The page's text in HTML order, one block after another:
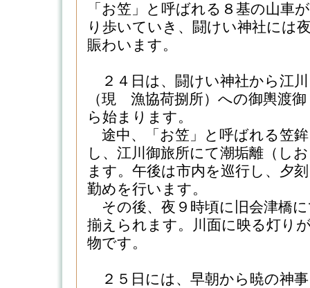
「お笠」と呼ばれる８基の山車
り歩いていき、闘けい神社には
賑わいます。
２４日は、闘けい神社から江
（現 漁協荷捌所）への御輿渡
ら始まります。
途中、「お笠」と呼ばれる笠
し、江川御旅所にて潮垢離（し
ます。午後は市内を巡行し、夕
勤めを行います。
その後、夜９時頃に旧会津橋
揃えられます。川面に映る灯り
物です。
２５日には、早朝から暁の神